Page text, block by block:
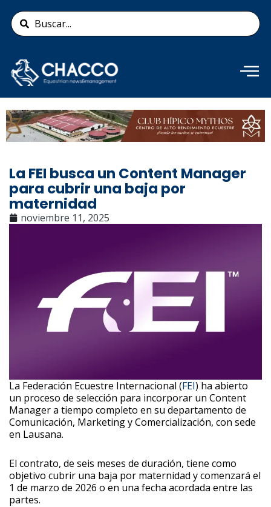
contenido
Search
...
Añade aquí tu texto de
cabecera
La FEI busca un Content Manager
para cubrir una baja por
maternidad
noviembre 11, 2025
La Federación Ecuestre Internacional (FEI) ha abierto
un proceso de selección para incorporar un Content
Manager a tiempo completo en su departamento de
Comunicación, Marketing y Comercialización, con sede
en Lausana.
El contrato, de seis meses de duración, tiene como
objetivo cubrir una baja por maternidad y comenzará el
1 de marzo de 2026 o en una fecha acordada entre las
partes.